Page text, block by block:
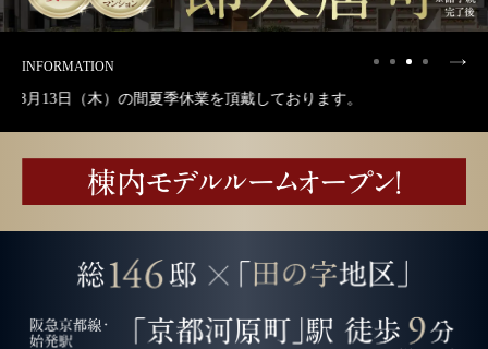
INFORMATION
木）の間夏季休業を頂戴しております。